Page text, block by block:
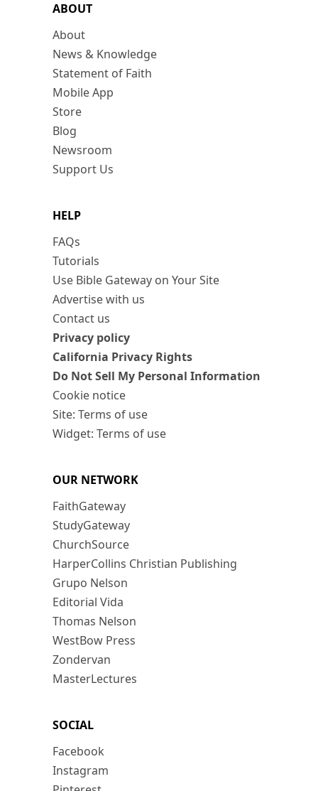
ABOUT
About
News & Knowledge
Statement of Faith
Mobile App
Store
Blog
Newsroom
Support Us
HELP
FAQs
Tutorials
Use Bible Gateway on Your Site
Advertise with us
Contact us
Privacy policy
California Privacy Rights
Do Not Sell My Personal Information
Cookie notice
Site: Terms of use
Widget: Terms of use
OUR NETWORK
FaithGateway
StudyGateway
ChurchSource
HarperCollins Christian Publishing
Grupo Nelson
Editorial Vida
Thomas Nelson
WestBow Press
Zondervan
MasterLectures
SOCIAL
Facebook
Instagram